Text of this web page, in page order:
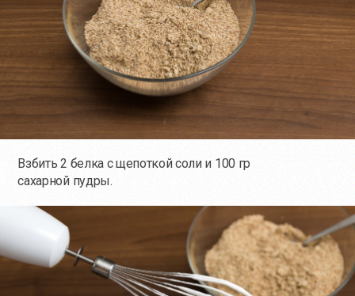
Взбить 2 белка с щепоткой соли и 100 гр
сахарной пудры.